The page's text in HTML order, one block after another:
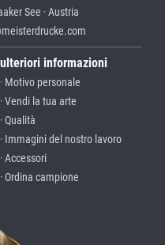
See · Austria
ulteriori informazioni
· Motivo personale
· Vendi la tua arte
· Qualità
· Immagini del nostro lavoro
· Accessori
· Ordina campione